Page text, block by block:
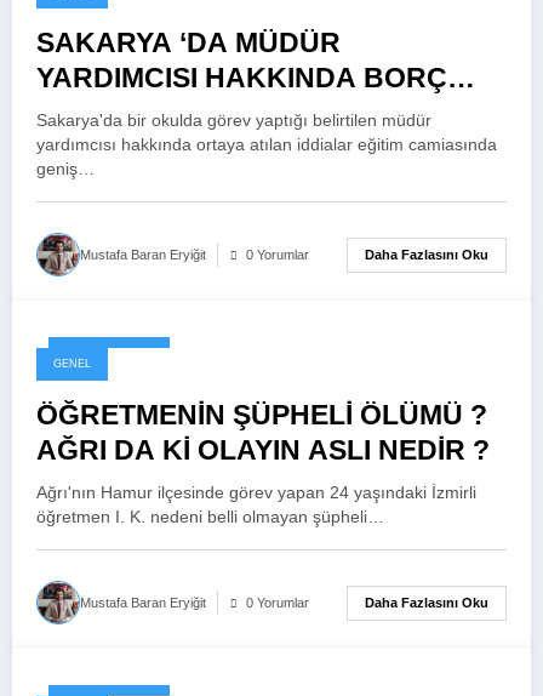
SAKARYA ‘DA MÜDÜR
YARDIMCISI HAKKINDA BORÇ
İDDASI ! İDARİ SORUŞTURMA
BAŞLATILDIĞI ÖNE SÜRÜLDÜ
Sakarya'da bir okulda görev yaptığı belirtilen müdür
yardımcısı hakkında ortaya atılan iddialar eğitim camiasında
geniş…
Mustafa Baran Eryiğit 0 Yorumlar Daha Fazlasını Oku
8 Haziran 2026
GENEL
ÖĞRETMENİN ŞÜPHELİ ÖLÜMÜ ?
AĞRI DA Kİ OLAYIN ASLI NEDİR ?
Ağrı'nın Hamur ilçesinde görev yapan 24 yaşındaki İzmirli
öğretmen I. K. nedeni belli olmayan şüpheli…
Mustafa Baran Eryiğit 0 Yorumlar Daha Fazlasını Oku